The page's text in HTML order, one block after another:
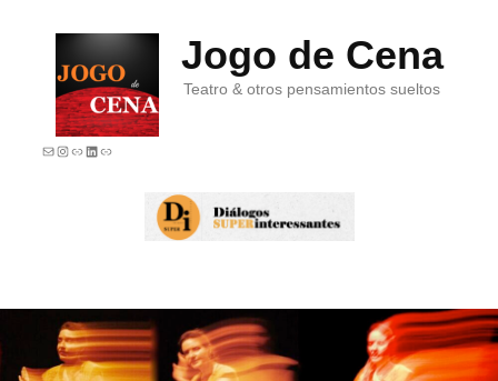
Jogo de Cena
Teatro & otros pensamientos sueltos
E-mailInstagram
LinkLinkedIn
Link